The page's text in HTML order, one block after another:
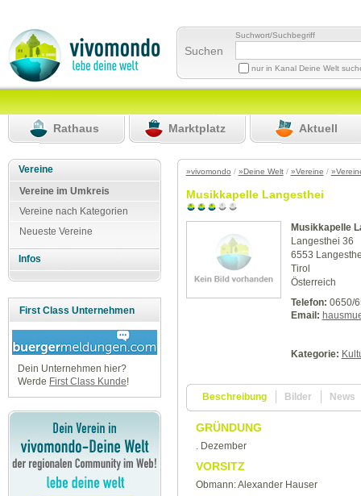
Suchen
Suchwort/Suchbegriff
nur in Kanal Deine Welt
Rathaus Marktplatz Aktuell
Vereine
Vereine im Umkreis
Vereine nach Kategorien
Neueste Vereine
Infos
First Class Unternehmen
Dein Unternehmen hier?
Werde First Class Kunde!
»vivomondo / »Deine Welt/ »Vereine /
Musikkapelle Langesthei
Musikkapelle
Langesthei 36
6553
Tirol
Österreich
Telefon: 0650/
Email:
Kategorie:
Beschreibung Bilder News
GRÜNDUNG
. Dezember
VORSITZ
Obmann: Alexander Hauser